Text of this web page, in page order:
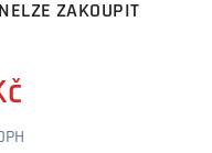
ZAKOUPIT